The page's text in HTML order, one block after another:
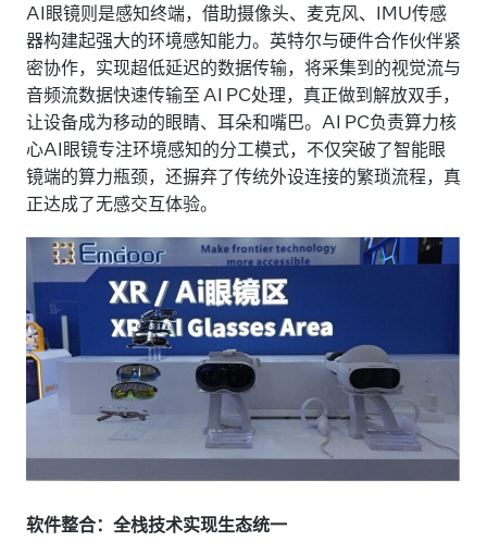
AI眼镜则是感知终端，借助摄像头、麦克风、IMU传感
器构建起强大的环境感知能力。英特尔与硬件合作伙伴紧
密协作，实现超低延迟的数据传输，将采集到的视觉流与
音频流数据快速传输至 AI PC处理，真正做到解放双手，
让设备成为移动的眼睛、耳朵和嘴巴。AI PC负责算力核
心AI眼镜专注环境感知的分工模式，不仅突破了智能眼
镜端的算力瓶颈，还摒弃了传统外设连接的繁琐流程，真
正达成了无感交互体验。
软件整合：全栈技术实现生态统一